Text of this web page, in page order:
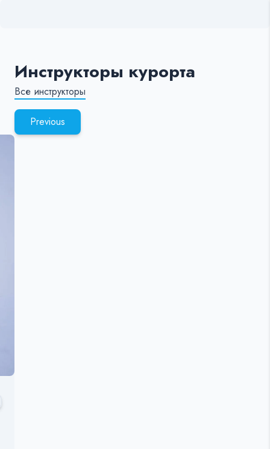
Инструкторы курорта
Все инструкторы
Previous